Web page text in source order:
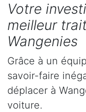
Votre
meilleur
Wangenies
Grâce à un
savoir-faire
déplacer à
voiture.